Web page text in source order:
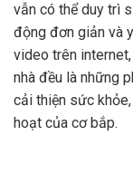
vẫn có thể duy trì
động đơn giản và
video trên
nhà đều là những
cải thiện sức
hoạt của cơ bắp.